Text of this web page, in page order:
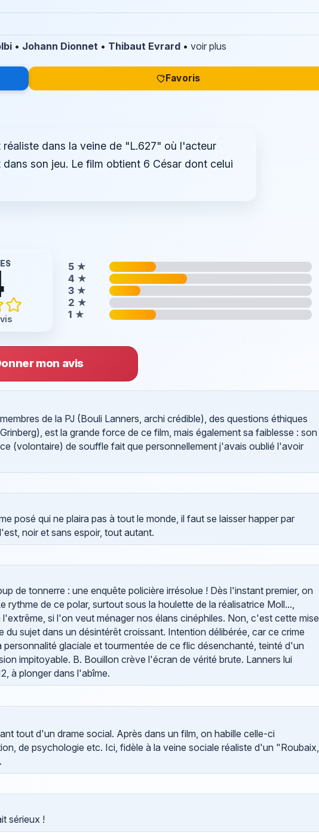
• Johann Dionnet • Thibaut Evrard • voir plus
Favoris
dans la veine de "L.627" où l'acteur
son jeu. Le film obtient 6 César dont celui
5 ★
4 ★
3 ★
2 ★
1 ★
mon avis
de la PJ (Bouli Lanners, archi crédible), des questions éthiques
est la grande force de ce film, mais également sa faiblesse : son
(volontaire) de souffle fait que personnellement j'avais oublié l'avoir
posé qui ne plaira pas à tout le monde, il faut se laisser happer par
noir et sans espoir, tout autant.
de tonnerre : une enquête policière irrésolue ! Dès l'instant premier, on
de ce polar, surtout sous la houlette de la réalisatrice Moll...,
si l'on veut ménager nos élans cinéphiles. Non, c'est cette mise
sujet dans un désintérêt croissant. Intention délibérée, car ce crime
glaciale et tourmentée de ce flic désenchanté, teinté d'un
impitoyable. B. Bouillon crève l'écran de vérité brute. Lanners lui
à plonger dans l'abîme.
tout d'un drame social. Après dans un film, on habille celle-ci
de psychologie etc. Ici, fidèle à la veine sociale réaliste d'un "Roubaix,
sérieux !